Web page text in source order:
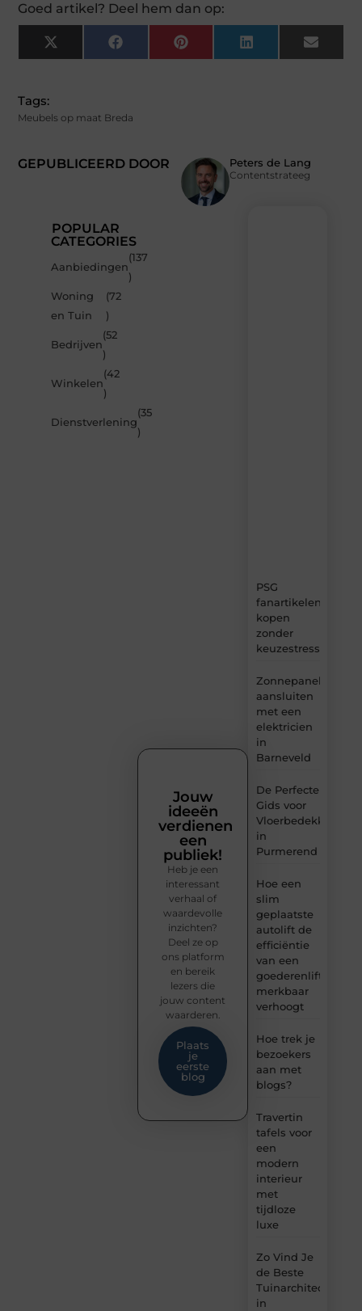
Goed artikel? Deel hem dan op:
X
(Twitter)
FacebookPinterest LinkedIn Email
GEPUBLICEERD DOOR Peters de Lang
Contentstrateeg
Tags:
Meubels op maat Breda
POPULAR
CATEGORIES
Aanbiedingen
(137
)
Woning
en Tuin
(72
)
Bedrijven
(52
)
Winkelen
(42
)
Dienstverlening
(35
)
PSG
fanartikelen
kopen
zonder
keuzestress
Zonnepanelen
aansluiten
met een
elektricien
in
Barneveld
De Perfecte
Gids voor
Vloerbedekking
in
Purmerend
Hoe een
slim
geplaatste
autolift de
efficiëntie
van een
goederenlift
merkbaar
verhoogt
Hoe trek je
bezoekers
aan met
blogs?
Travertin
tafels voor
een
modern
interieur
met
tijdloze
luxe
Zo Vind Je
de Beste
Tuinarchitect
in
Jouw
ideeën
verdienen
een
publiek!
Heb je een
interessant
verhaal of
waardevolle
inzichten?
Deel ze op
ons platform
en bereik
lezers die
jouw content
waarderen.
Plaats
je
eerste
blog